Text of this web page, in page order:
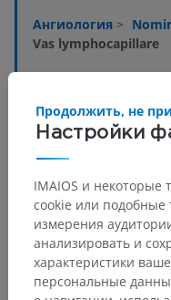
Ангиология >
Vas lymphocapillare
Переводы
Настройки
Продолжить, не
IMAIOS и некоторые
cookie или подобные
измерения
анализировать и
характеристики
персональные